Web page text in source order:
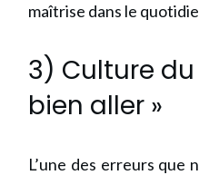
maîtrise dans le
3) Culture
bien aller »
L’une des erreurs que